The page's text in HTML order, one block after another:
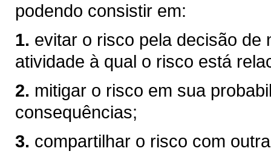
podendo consistir em:
1. evitar o risco pela decisão de
atividade à qual o risco está
2. mitigar o risco em sua
consequências;
3. compartilhar o risco com